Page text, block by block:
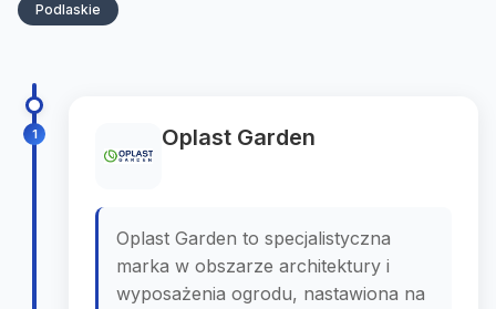
Podlaskie
1 Oplast Garden
Oplast Garden to specjalistyczna
marka w obszarze architektury i
wyposażenia ogrodu, nastawiona na